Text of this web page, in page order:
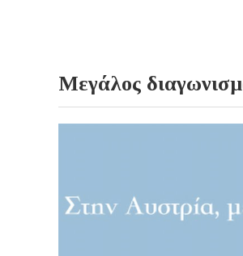
Μεγάλος